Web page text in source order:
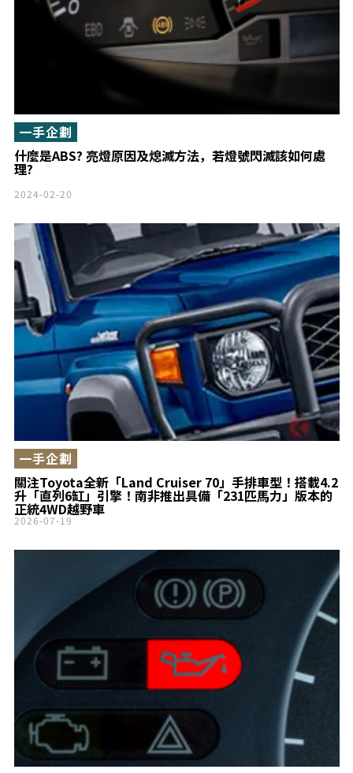
什麼是ABS? 亮燈原因及熄滅方法，若燈號閃滅該如何處
理?
一手企劃
2024-02-20
關注Toyota全新「Land Cruiser 70」手排車型！搭載4.2
升「直列6缸」引擎！南非推出具備「231匹馬力」版本的
正統4WD越野車
一手企劃
2026-07-19